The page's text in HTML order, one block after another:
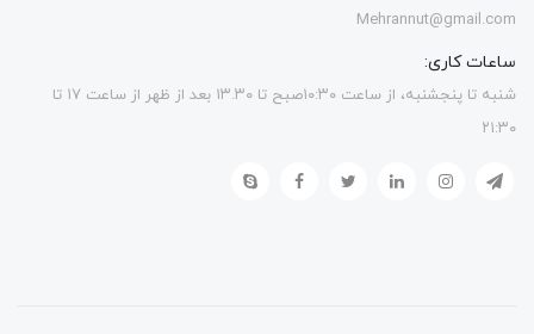
Mehrannut@gmail.com
ساعات کاری:
شنبه تا پنجشنبه، از ساعت ۱۰:۳۰صبح تا ۱۳.۳۰ بعد از ظهر از ساعت ۱۷ تا
۲۱:۳۰